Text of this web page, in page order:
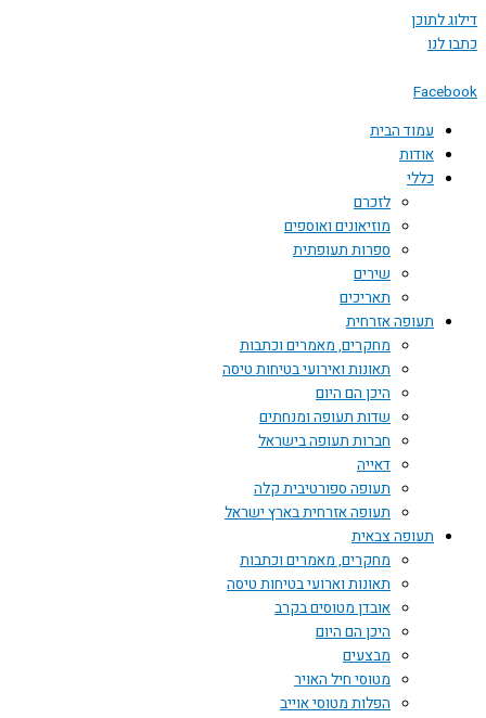
דילוג לתוכן
כתבו לנו
Facebook
עמוד הבית
אודות
כללי
לזכרם
מוזיאונים ואוספים
ספרות תעופתית
שירים
תאריכים
תעופה אזרחית
מחקרים, מאמרים וכתבות
תאונות ואירועי בטיחות טיסה
היכן הם היום
שדות תעופה ומנחתים
חברות תעופה בישראל
דאייה
תעופה ספורטיבית קלה
תעופה אזרחית בארץ ישראל
תעופה צבאית
מחקרים, מאמרים וכתבות
תאונות וארועי בטיחות טיסה
אובדן מטוסים בקרב
היכן הם היום
מבצעים
מטוסי חיל האויר
הפלות מטוסי אוייב